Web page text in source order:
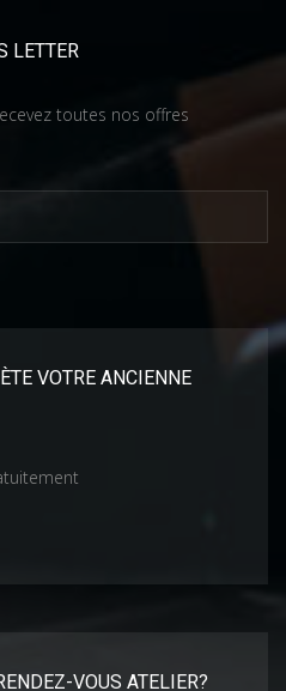
LETTER
toutes nos offres
VOTRE ANCIENNE
VOUS ATELIER?